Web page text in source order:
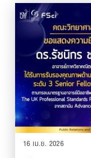
16 เม.ย. 2026